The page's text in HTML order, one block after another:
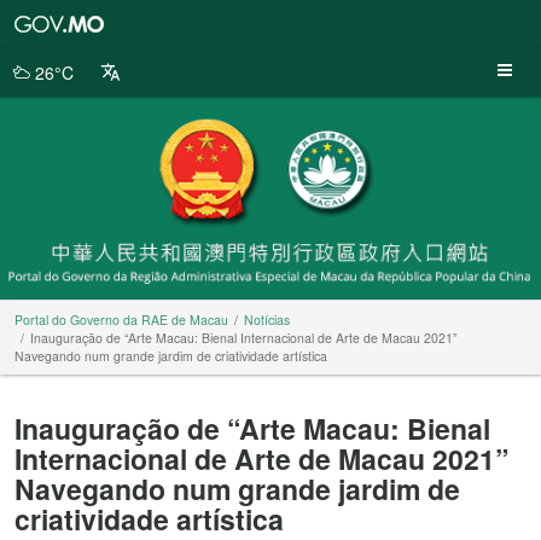
da
26°C
Portal do Governo da RAE de Macau
Notícias
Inauguração de “Arte Macau: Bienal Internacional de Arte de Macau 2021”
Navegando num grande jardim de criatividade artística
Inauguração de “Arte Macau: Bienal
Internacional de Arte de Macau 2021”
Navegando num grande jardim de
criatividade artística